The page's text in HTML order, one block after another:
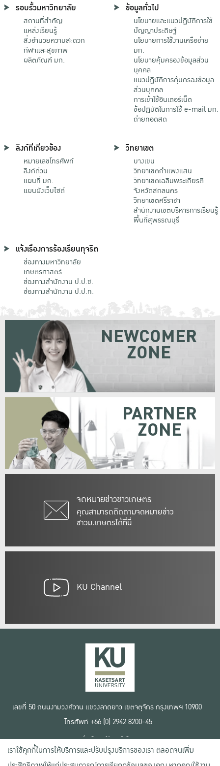
รอบรั้วมหาวิทยาลัย
สถานที่สำคัญ
แหล่งเรียนรู้
สิ่งอำนวยความสะดวก
กีฬาและสุขภาพ
ผลิตภัณฑ์ มก.
ข้อมูลทั่วไป
นโยบายและแนวปฏิบัติการใช้
ปัญญาประดิษฐ์
นโยบายการใช้งานเครือข่าย
มก.
นโยบายคุ้มครองข้อมูลส่วน
บุคคล
แนวปฏิบัติการคุ้มครองข้อมูล
ส่วนบุคคล
การเข้าใช้อินเตอร์เน็ต
ข้อปฏิบัติในการใช้ e-mail มก.
ถ่ายทอดสด
ลิงก์ที่เกี่ยวข้อง
หมายเลขโทรศัพท์
ลิงก์ด่วน
แผนที่ มก.
แผนผังเว็บไซต์
วิทยาเขต
บางเขน
วิทยาเขตกําแพงแสน
วิทยาเขตเฉลิมพระเกียรติ
จังหวัดสกลนคร
วิทยาเขตศรีราชา
สำนักงานเขตบริหารการเรียนรู้
พื้นที่สุพรรณบุรี
แจ้งเรื่องการร้องเรียนทุจริต
ช่องทางมหาวิทยาลัย
เกษตรศาสตร์
ช่องทางสำนักงาน ป.ป.ช.
ช่องทางสำนักงาน ป.ป.ท.
จดหมายข่าวชาวเกษตร
คุณสามารถติดตามจดหมายข่าว
ชาวม.เกษตรได้ที่นี่
NEWCOMER
ZONE
PARTNER
ZONE
KU Channel
เลขที่ 50 ถนนงามวงศ์วาน แขวงลาดยาว เขตจตุจักร กรุงเทพฯ 10900
โทรศัพท์ +66 (0) 2942 8200-45
เงื่อนไขการใช้งานเว็บไซต์
ข้อตกลงด้านสิทธิ์ใช้งาน
นโยบายความเป็นส่วนตัว
เราใช้คุกกี้ในการให้บริการและปรับปรุงบริการของเรา ตลอดจนเพิ่ม